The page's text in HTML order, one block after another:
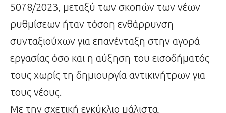
5078/2023, μεταξύ των σκοπών των νέων
ρυθμίσεων ήταν τόσοη ενθάρρυνση
συνταξιούχων για επανένταξη στην αγορά
εργασίας όσο και η αύξηση του εισοδήματός
τους χωρίς τη δημιουργία αντικινήτρων για
τους νέους.
Με την σχετική εγκύκλιο μάλιστα,